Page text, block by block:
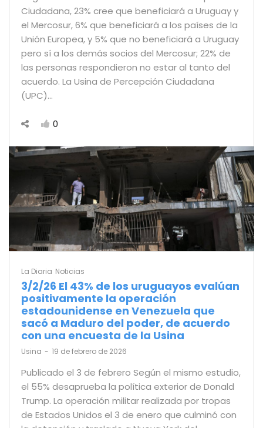
Ciudadana, 23% cree que beneficiará a Uruguay y
el Mercosur, 6% que beneficiará a los países de la
Unión Europea, y 5% que no beneficiará a Uruguay
pero sí a los demás socios del Mercosur; 22% de
las personas respondieron no estar al tanto del
acuerdo. La Usina de Percepción Ciudadana
(UPC)…
0
La Diaria Noticias
3/2/26 El 43% de los uruguayos evalúan
positivamente la operación
estadounidense en Venezuela que
sacó a Maduro del poder, de acuerdo
con una encuesta de la Usina
by
Usina 19 de febrero de 2026
Publicado el 3 de febrero Según el mismo estudio,
el 55% desaprueba la política exterior de Donald
Trump. La operación militar realizada por tropas
de Estados Unidos el 3 de enero que culminó con